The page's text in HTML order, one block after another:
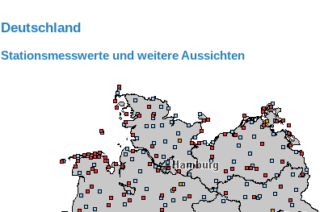
Deutschland
Stationsmesswerte und weitere Aussichten